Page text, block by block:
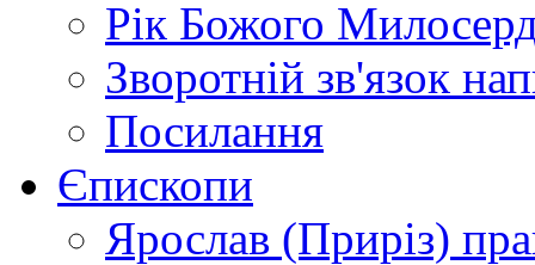
Рік Божого
Зворотній зв'язок
Посилання
Єпископи
Ярослав (Приріз)